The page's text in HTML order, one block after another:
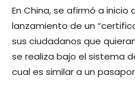
En China, se afirmó a
lanzamiento de un
sus ciudadanos que
se realiza bajo el sistema
cual es similar a un